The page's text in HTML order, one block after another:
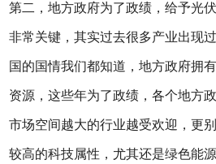
第二，地方政府为了政绩，给予光
非常关键，其实过去很多产业出现
国的国情我们都知道，地方政府拥
资源，这些年为了政绩，各个地方
市场空间越大的行业越受欢迎，更
较高的科技属性，尤其还是绿色能